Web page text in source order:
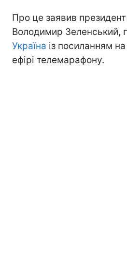
Про це заявив президент
Володимир Зеленський,
Україна із посиланням
ефірі телемарафону.